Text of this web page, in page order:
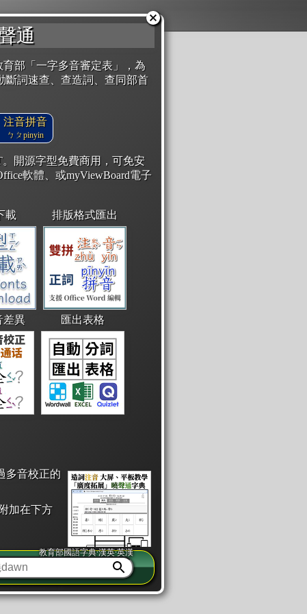
通
育部「一字多音審定表」，為
斷詞速查、查造詞、查同部首
注音拼音
ㄅㄆpinyin
開源字型免費商用，可免安
軟體、或myViewBoard電子
載 排版格式匯出
差異 匯出表格
多音校正的
加在下方
「同注音」或「同筆畫」。
續查詢」此字詞的解釋，不
教育部國語字典·漢英·英漢